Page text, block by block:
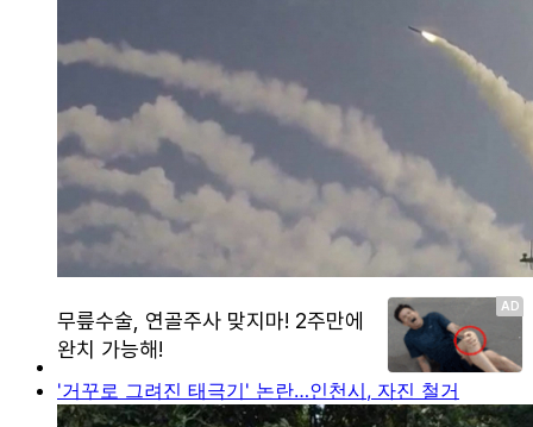
'거꾸로 그려진 태극기' 논란…인천시, 자진 철거